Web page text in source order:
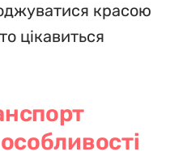
красою
цікавиться